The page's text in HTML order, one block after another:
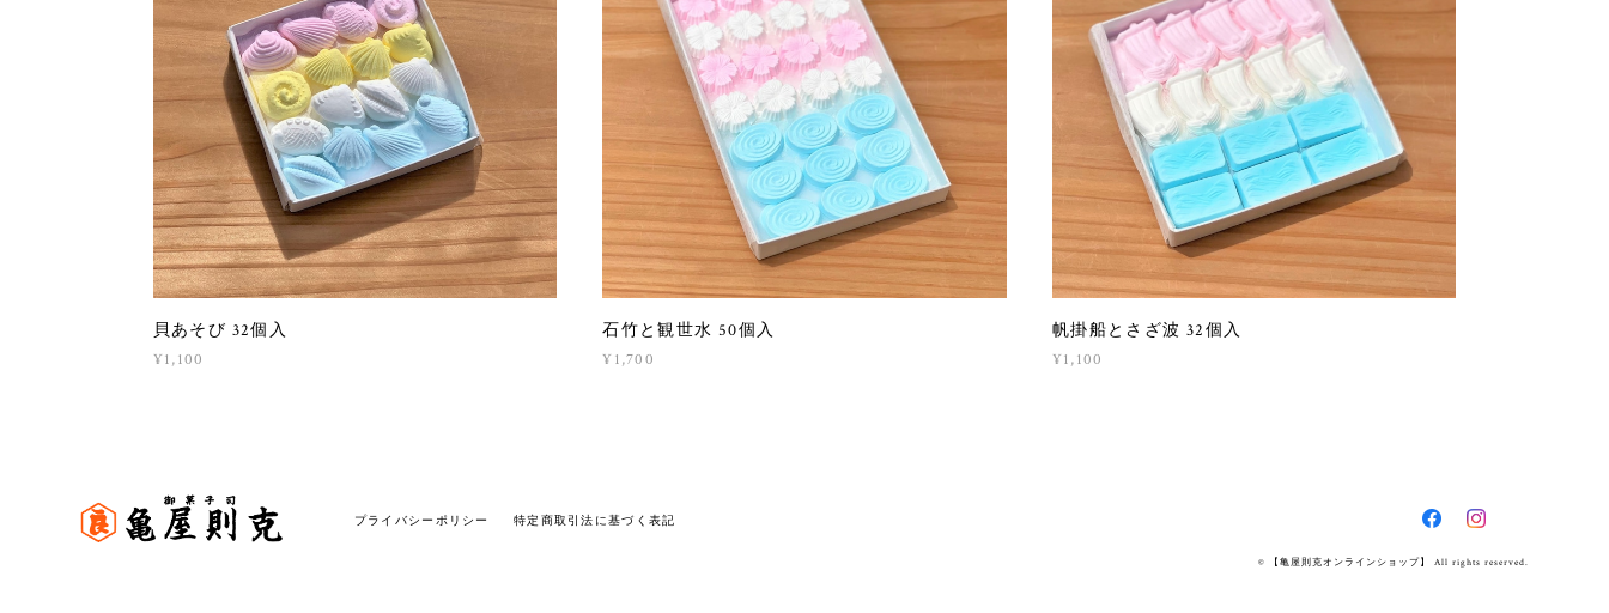
貝あそび 32個入
¥1,100
石竹と観世水 50個入
¥1,700
帆掛船とさざ波 32個入
¥1,100
プライバシーポリシー 特定商取引法に基づく表記
© 【亀屋則克オンラインショップ】 All rights reserved.